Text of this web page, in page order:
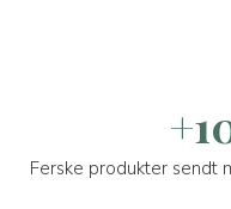
Ferske produkter sendt